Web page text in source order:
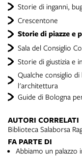
Storie di inganni,
Crescentone
Storie di piazze e
Sala del Consiglio
Storie di giustizia e
Qualche consiglio
l'architettura
Guide di Bologna
AUTORI CORRELATI
Biblioteca Salaborsa
FA PARTE DI
Abbiamo un palazzo